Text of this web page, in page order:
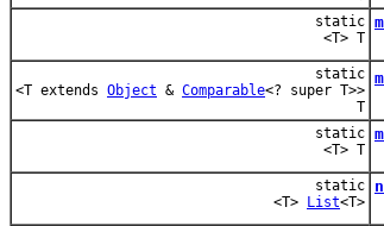
static
<T> T
static
<T extends Object & Comparable<? super T>>
T
static
<T> T
static
<T> List<T>